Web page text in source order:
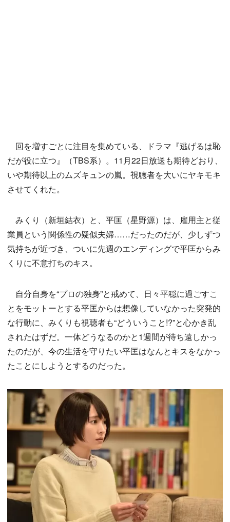
回を増すごとに注目を集めている、ドラマ『逃げるは恥
だが役に立つ』（TBS系）。11月22日放送も期待どおり、
いや期待以上のムズキュンの嵐。視聴者を大いにヤキモキ
させてくれた。
みくり（新垣結衣）と、平匡（星野源）は、雇用主と従
業員という関係性の疑似夫婦……だったのだが、少しずつ
気持ちが近づき、ついに先週のエンディングで平匡からみ
くりに不意打ちのキス。
自分自身を“プロの独身”と戒めて、日々平穏に過ごすこ
とをモットーとする平匡からは想像していなかった突発的
な行動に、みくりも視聴者も“どういうこと!?”と心かき乱
されたはずだ。一体どうなるのかと1週間が待ち遠しかっ
たのだが、今の生活を守りたい平匡はなんとキスをなかっ
たことにしようとするのだった。